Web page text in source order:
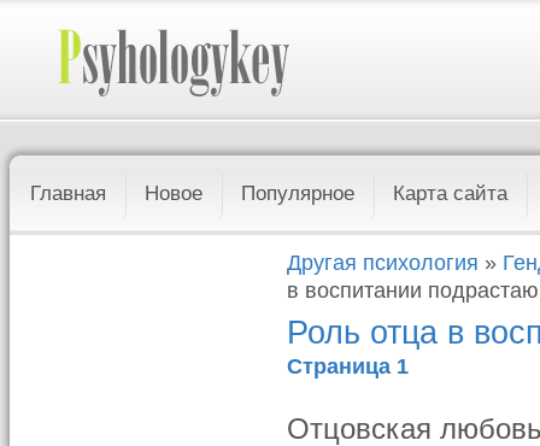
Главная Новое Популярное Карта сайта
Другая психология »
в воспитании
Роль отца в
Страница 1
Отцовская